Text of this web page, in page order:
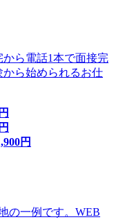
から電話1本で面接完
ら始められるお仕
円
円
円
の一例です。WEB